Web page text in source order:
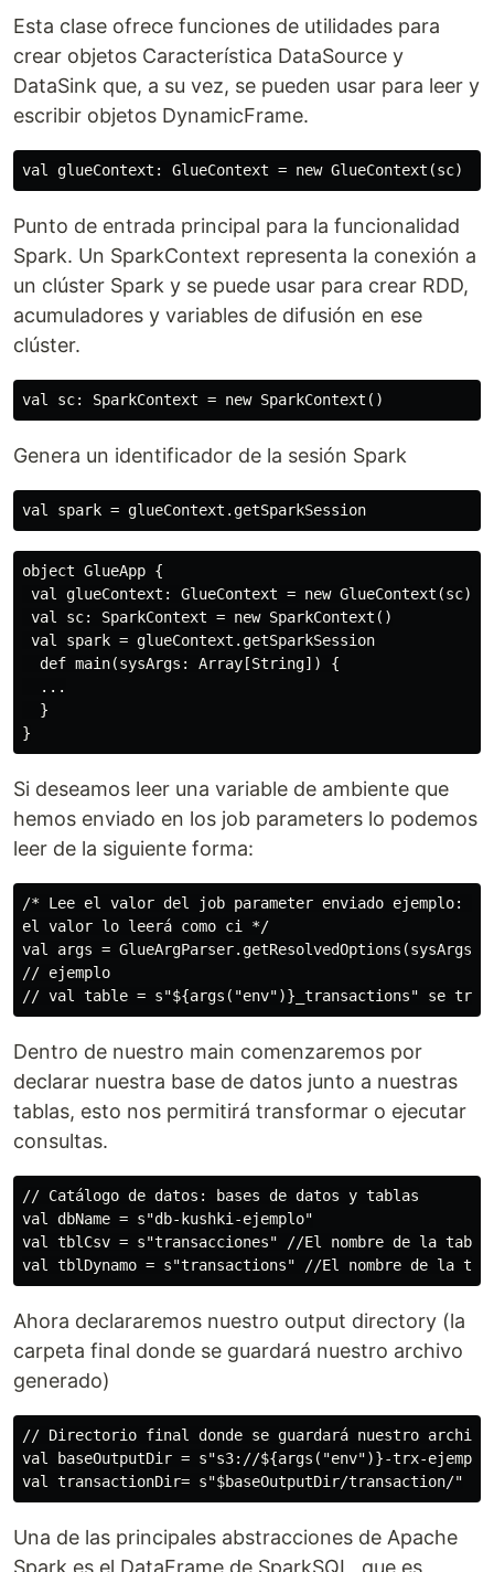
Esta clase ofrece funciones de utilidades para
crear objetos Característica DataSource y
DataSink que, a su vez, se pueden usar para leer y
escribir objetos DynamicFrame.
Punto de entrada principal para la funcionalidad
Spark. Un SparkContext representa la conexión a
un clúster Spark y se puede usar para crear RDD,
acumuladores y variables de difusión en ese
clúster.
Genera un identificador de la sesión Spark
object GlueApp {
val glueContext: GlueContext = new GlueContext(sc)
val sc: SparkContext = new SparkContext()
val spark = glueContext.getSparkSession
  def main(sysArgs: Array[String]) {
  ...
  }
Si deseamos leer una variable de ambiente que
hemos enviado en los job parameters lo podemos
leer de la siguiente forma:
/* Lee el valor del job parameter enviado ejemplo:
el valor lo leerá como ci */
val args =
// ejemplo
Dentro de nuestro main comenzaremos por
declarar nuestra base de datos junto a nuestras
tablas, esto nos permitirá transformar o ejecutar
consultas.
// Catálogo de datos: bases de datos y tablas
val dbName = s"db-kushki-ejemplo"
val tblCsv = s"transacciones" //El nombre de la
Ahora declararemos nuestro output directory (la
carpeta final donde se guardará nuestro archivo
generado)
// Directorio final donde se guardará nuestro archivo
val baseOutputDir = s"s3://${args("env")}-trx-
Una de las principales abstracciones de Apache
Spark es el DataFrame de SparkSQL, que es